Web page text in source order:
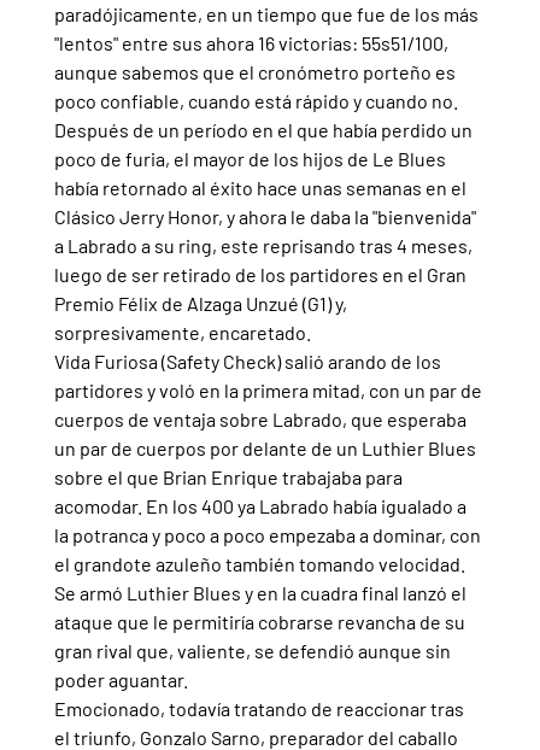
paradójicamente, en un tiempo que fue de los más
"lentos" entre sus ahora 16 victorias: 55s51/100,
aunque sabemos que el cronómetro porteño es
poco confiable, cuando está rápido y cuando no.
Después de un período en el que había perdido un
poco de furia, el mayor de los hijos de Le Blues
había retornado al éxito hace unas semanas en el
Clásico Jerry Honor, y ahora le daba la "bienvenida"
a Labrado a su ring, este reprisando tras 4 meses,
luego de ser retirado de los partidores en el Gran
Premio Félix de Alzaga Unzué (G1) y,
sorpresivamente, encaretado.
Vida Furiosa (Safety Check) salió arando de los
partidores y voló en la primera mitad, con un par de
cuerpos de ventaja sobre Labrado, que esperaba
un par de cuerpos por delante de un Luthier Blues
sobre el que Brian Enrique trabajaba para
acomodar. En los 400 ya Labrado había igualado a
la potranca y poco a poco empezaba a dominar, con
el grandote azuleño también tomando velocidad.
Se armó Luthier Blues y en la cuadra final lanzó el
ataque que le permitiría cobrarse revancha de su
gran rival que, valiente, se defendió aunque sin
poder aguantar.
Emocionado, todavía tratando de reaccionar tras
el triunfo, Gonzalo Sarno, preparador del caballo